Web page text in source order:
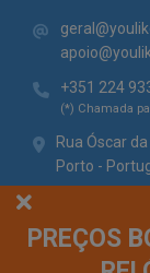
PREÇOS
+351 224
(*) Chamada
Rua Óscar
Porto -